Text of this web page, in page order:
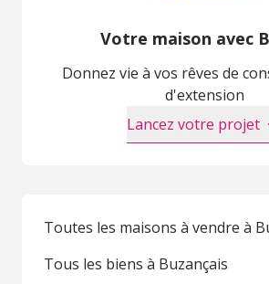
Votre maison avec
Donnez vie à vos rêves de
d'extension
Lancez votre projet
Toutes les maisons à vendre à
Tous les biens à Buzançais